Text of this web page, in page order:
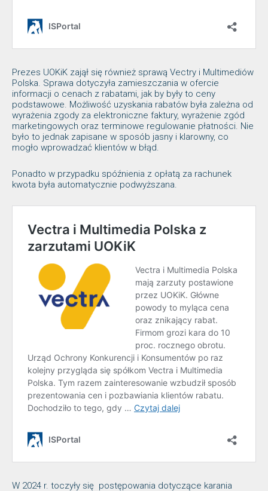
Prezes UOKiK zajął się również sprawą Vectry i Multimediów
Polska. Sprawa dotyczyła zamieszczania w ofercie
informacji o cenach z rabatami, jak by były to ceny
podstawowe. Możliwość uzyskania rabatów była zależna od
wyrażenia zgody za elektroniczne faktury, wyrażenie zgód
marketingowych oraz terminowe regulowanie płatności. Nie
było to jednak zapisane w sposób jasny i klarowny, co
mogło wprowadzać klientów w błąd.
Ponadto w przypadku spóźnienia z opłatą za rachunek
kwota była automatycznie podwyższana.
W 2024 r. toczyły się postępowania dotyczące karania